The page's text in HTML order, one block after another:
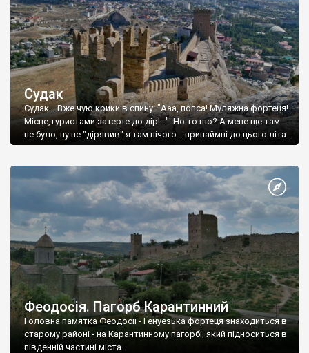
Судак
Судак... Вже чую крики в спину: "Ааа, попса! Муляжна фортеця!
Місце,туристами затерте до дір!..." Но то шо? А мене ще там
не було, ну не "дірявив" я там нічого... принаймні до цього літа.
Феодосія. Пагорб Карантинний
Головна памятка Феодосії - Генуезька фортеця знаходиться в
старому районі - на Карантинному пагорбі, який підноситься в
південній частині міста.